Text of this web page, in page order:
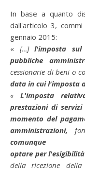
In base a quanto
dall'articolo 3,
gennaio 2015:
« […] l'imposta
pubbliche
cessionarie di beni o
data in cui l'imposta
« L'imposta
prestazioni di
momento del
amministrazioni,
comunque
optare per
della ricezione